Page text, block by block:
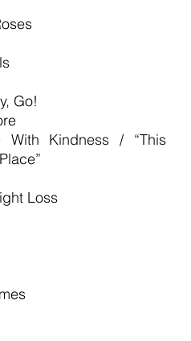
Go!
With Kindness / “This
Loss